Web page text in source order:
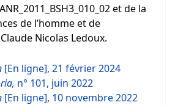
et de la
de l’homme et de
Nicolas Ledoux.
[En ligne], 21 février 2024
n° 101, juin 2022
[En ligne], 10 novembre 2022